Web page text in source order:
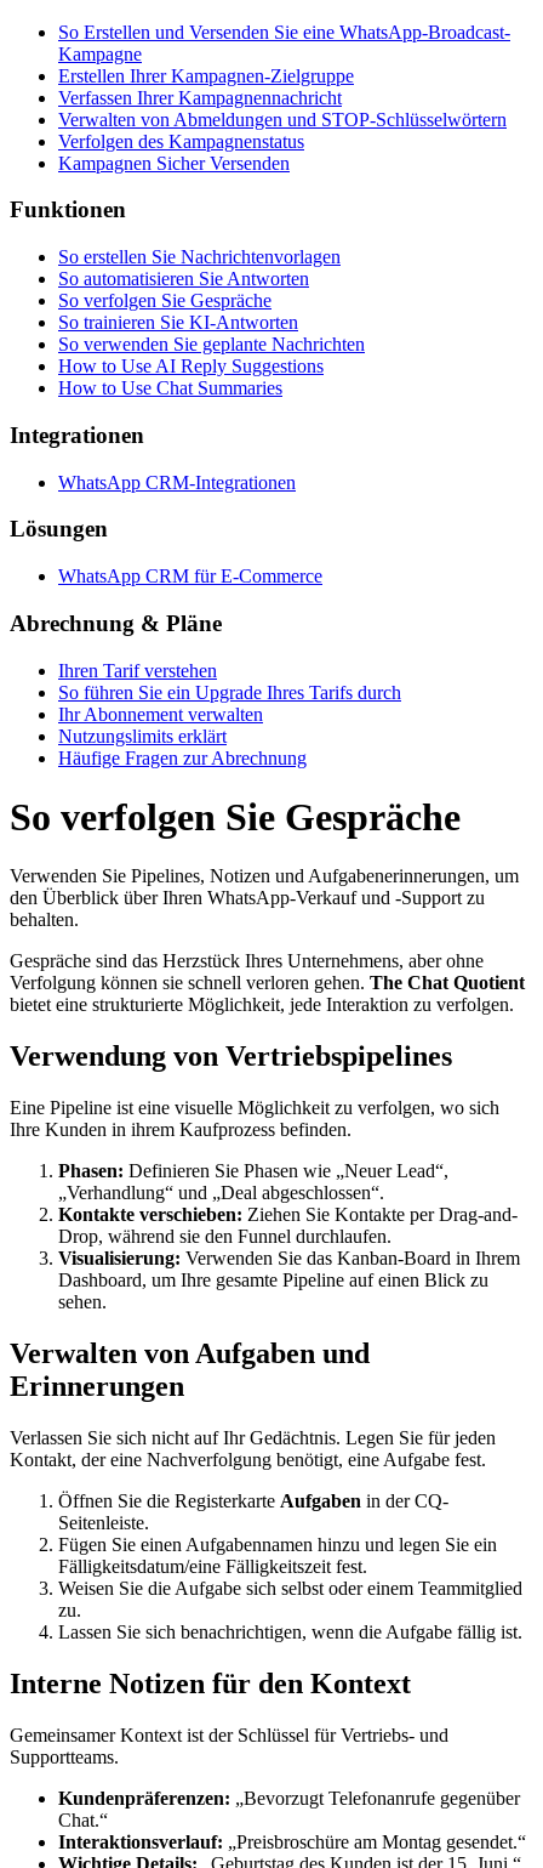
So Erstellen und Versenden Sie eine WhatsApp-Broadcast-
Kampagne
Erstellen Ihrer Kampagnen-Zielgruppe
Verfassen Ihrer Kampagnennachricht
Verwalten von Abmeldungen und STOP-Schlüsselwörtern
Verfolgen des Kampagnenstatus
Kampagnen Sicher Versenden
Funktionen
So erstellen Sie Nachrichtenvorlagen
So automatisieren Sie Antworten
So verfolgen Sie Gespräche
So trainieren Sie KI-Antworten
So verwenden Sie geplante Nachrichten
How to Use AI Reply Suggestions
How to Use Chat Summaries
Integrationen
WhatsApp CRM-Integrationen
Lösungen
WhatsApp CRM für E-Commerce
Abrechnung & Pläne
Ihren Tarif verstehen
So führen Sie ein Upgrade Ihres Tarifs durch
Ihr Abonnement verwalten
Nutzungslimits erklärt
Häufige Fragen zur Abrechnung
So verfolgen Sie Gespräche
Verwenden Sie Pipelines, Notizen und Aufgabenerinnerungen, um
den Überblick über Ihren WhatsApp-Verkauf und -Support zu
behalten.
Gespräche sind das Herzstück Ihres Unternehmens, aber ohne
Verfolgung können sie schnell verloren gehen. The Chat Quotient
bietet eine strukturierte Möglichkeit, jede Interaktion zu verfolgen.
Verwendung von Vertriebspipelines
Eine Pipeline ist eine visuelle Möglichkeit zu verfolgen, wo sich
Ihre Kunden in ihrem Kaufprozess befinden.
Phasen: Definieren Sie Phasen wie „Neuer Lead“,
„Verhandlung“ und „Deal abgeschlossen“.
Kontakte verschieben: Ziehen Sie Kontakte per Drag-and-
Drop, während sie den Funnel durchlaufen.
Visualisierung: Verwenden Sie das Kanban-Board in Ihrem
Dashboard, um Ihre gesamte Pipeline auf einen Blick zu
sehen.
Verwalten von Aufgaben und
Erinnerungen
Verlassen Sie sich nicht auf Ihr Gedächtnis. Legen Sie für jeden
Kontakt, der eine Nachverfolgung benötigt, eine Aufgabe fest.
Öffnen Sie die Registerkarte Aufgaben in der CQ-
Seitenleiste.
Fügen Sie einen Aufgabennamen hinzu und legen Sie ein
Fälligkeitsdatum/eine Fälligkeitszeit fest.
Weisen Sie die Aufgabe sich selbst oder einem Teammitglied
zu.
Lassen Sie sich benachrichtigen, wenn die Aufgabe fällig ist.
Interne Notizen für den Kontext
Gemeinsamer Kontext ist der Schlüssel für Vertriebs- und
Supportteams.
Kundenpräferenzen: „Bevorzugt Telefonanrufe gegenüber
Chat.“
Interaktionsverlauf: „Preisbroschüre am Montag gesendet.“
Wichtige Details: „Geburtstag des Kunden ist der 15. Juni.“